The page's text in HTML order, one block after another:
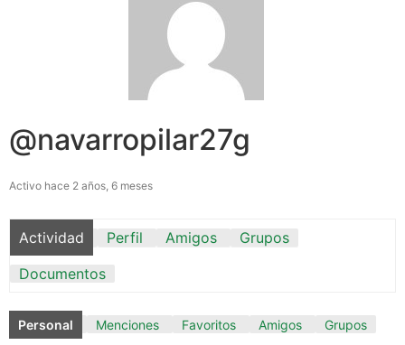
@navarropilar27g
Activo hace 2 años, 6 meses
Actividad Perfil Amigos
Grupos
Documentos
Personal Menciones Favoritos Amigos Grupos